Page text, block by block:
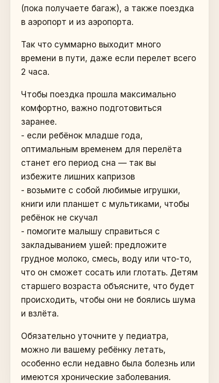
(пока получаете багаж), а также поездка
в аэропорт и из аэропорта.
Так что суммарно выходит много
времени в пути, даже если перелет всего
2 часа.
Чтобы поездка прошла максимально
комфортно, важно подготовиться
заранее.
- если ребёнок младше года,
оптимальным временем для перелёта
станет его период сна — так вы
избежите лишних капризов
- возьмите с собой любимые игрушки,
книги или планшет с мультиками, чтобы
ребёнок не скучал
- помогите малышу справиться с
закладыванием ушей: предложите
грудное молоко, смесь, воду или что-то,
что он сможет сосать или глотать. Детям
старшего возраста объясните, что будет
происходить, чтобы они не боялись шума
и взлёта.
Обязательно уточните у педиатра,
можно ли вашему ребёнку летать,
особенно если недавно была болезнь или
имеются хронические заболевания.